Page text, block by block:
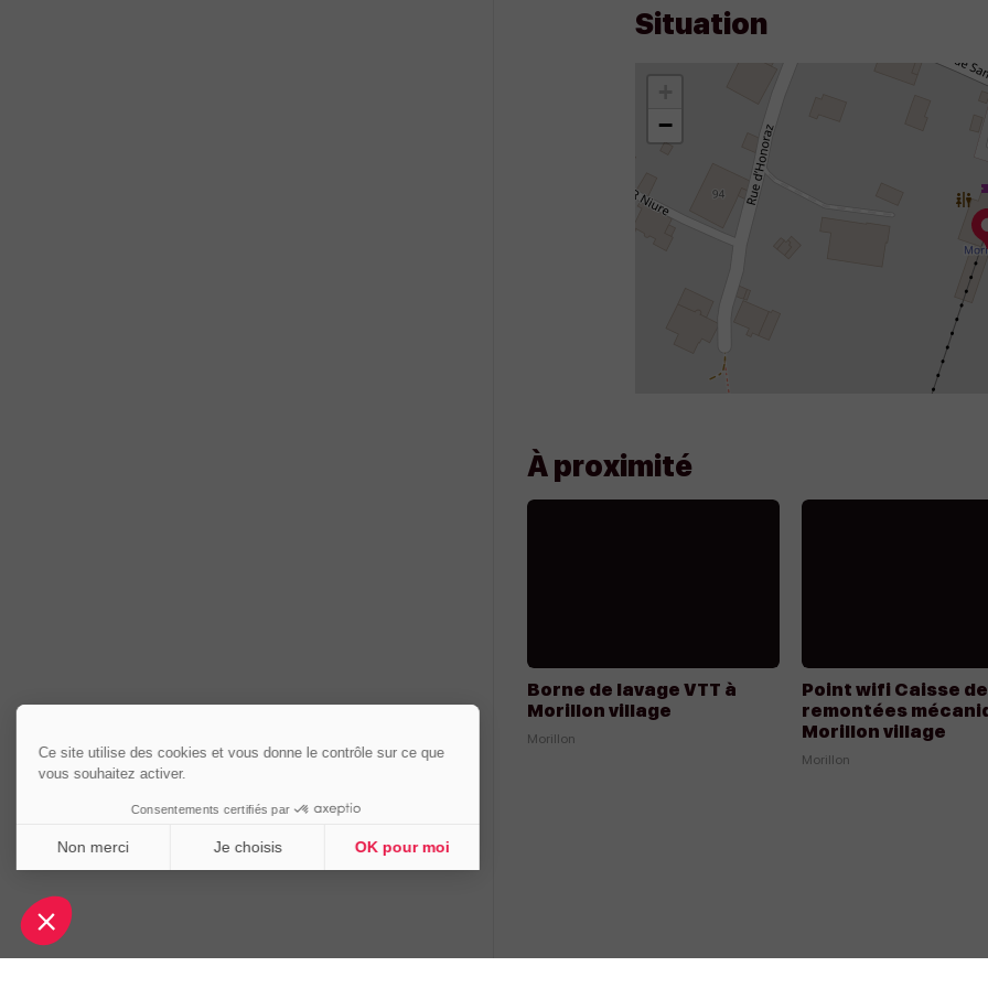
Situation
−
À proximité
Borne de lavage VTT à
Morillon village
Morillon
Point wifi Caisse
remontées
Morillon village
Morillon